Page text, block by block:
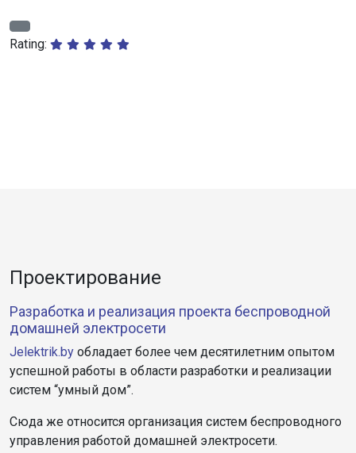
Rating:
Проектирование
Разработка и реализация проекта беспроводной
домашней электросети
Jelektrik.by обладает более чем десятилетним опытом
успешной работы в области разработки и реализации
систем “умный дом”.
Сюда же относится организация систем беспроводного
управления работой домашней электросети.